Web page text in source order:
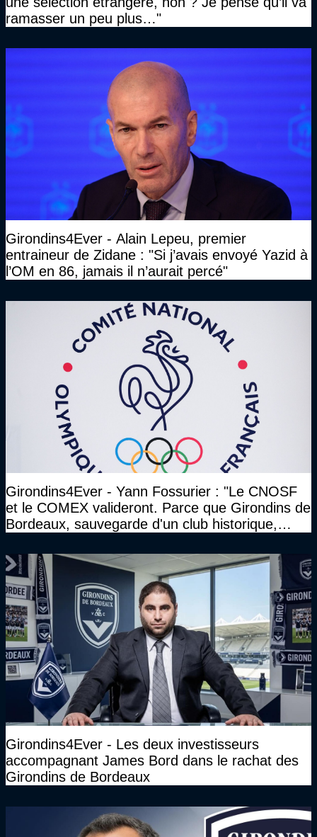
ramasser un peu plus…"
Girondins4Ever - Alain Lepeu, premier
entraineur de Zidane : "Si j’avais envoyé Yazid à
l’OM en 86, jamais il n’aurait percé"
Girondins4Ever - Yann Fossurier : "Le CNOSF
et le COMEX valideront. Parce que Girondins de
Bordeaux, sauvegarde d'un club historique,
Girondins4Ever - Les deux investisseurs
accompagnant James Bord dans le rachat des
Girondins de Bordeaux